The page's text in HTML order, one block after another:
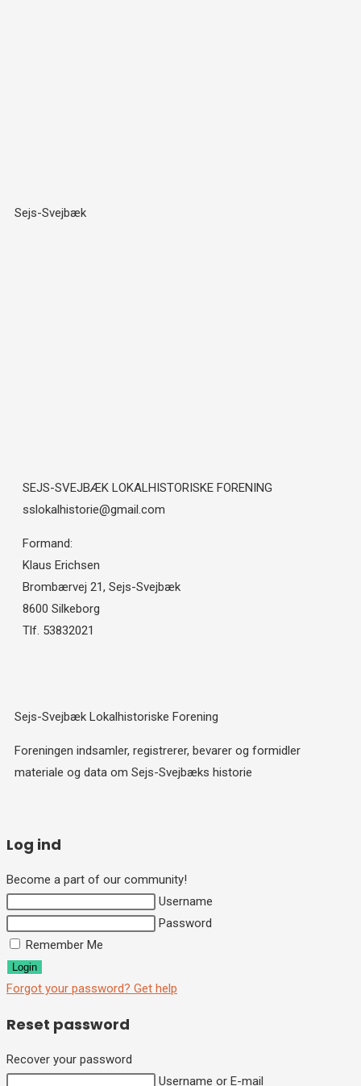
Sejs-Svejbæk
SEJS-SVEJBÆK LOKALHISTORISKE FORENING
sslokalhistorie@gmail.com
Formand:
Klaus Erichsen
Brombærvej 21, Sejs-Svejbæk
8600 Silkeborg
Tlf. 53832021
Sejs-Svejbæk Lokalhistoriske Forening
Foreningen indsamler, registrerer, bevarer og formidler
materiale og data om Sejs-Svejbæks historie
Log ind
Become a part of our community!
Username
Password
Remember Me
Login
Forgot your password? Get help
Reset password
Recover your password
Username or E-mail